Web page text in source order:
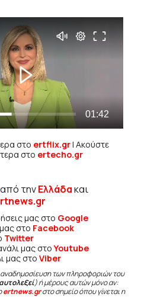
στο ertflix.gr| Ακούστε
στο ertecho.gr
από τηνΕλλάδακαι
μας στο Google
στο Facebook
Twitter
μας στοYoutube
μας στο Viber
των πληροφοριών του
) ή μέρους αυτών μόνο αν:
ertnews.grστο σημείο όπου γίνεται η